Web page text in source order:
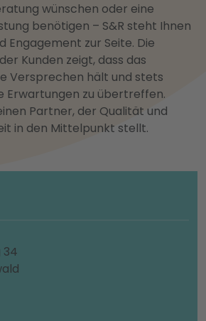
wünschen oder eine
benötigen – S&R steht Ihnen
Engagement zur Seite. Die
Kunden zeigt, dass das
Versprechen hält und stets
Erwartungen zu übertreffen.
Partner, der Qualität und
in den Mittelpunkt stellt.
34